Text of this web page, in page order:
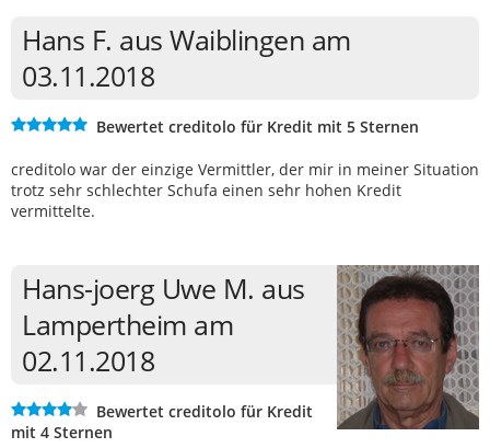
Hans F. aus Waiblingen am
03.11.2018
Bewertet creditolo für Kredit mit 5 Sternen
creditolo war der einzige Vermittler, der mir in meiner Situation
trotz sehr schlechter Schufa einen sehr hohen Kredit
vermittelte.
Hans-joerg Uwe M. aus
Lampertheim am
02.11.2018
Bewertet creditolo für Kredit
mit 4 Sternen